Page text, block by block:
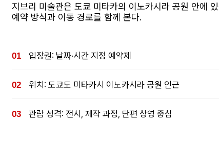
지브리 미술관은 도쿄 미타카의 이노카시라 공원 안에
예약 방식과 이동 경로를 함께 본다.
입장권: 날짜·시간 지정 예약제
위치: 도쿄도 미타카시 이노카시라 공원 인근
관람 성격: 전시, 제작 과정, 단편 상영 중심